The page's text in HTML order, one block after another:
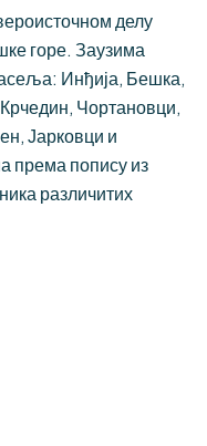
делу
горе. Заузима
Инђија, Бешка,
Чортановци,
Јарковци и
према попису из
различитих